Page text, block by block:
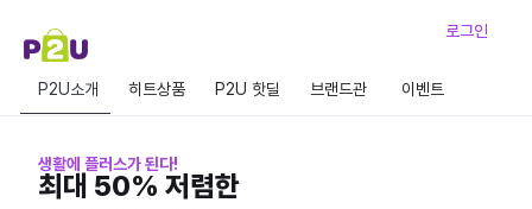
로그인
P2U소개 히트상품 P2U 핫딜 브랜드관 이벤트